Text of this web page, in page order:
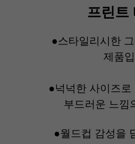
프린트
●스타일리시한
제품
●넉넉한 사이즈로
부드러운 느낌
●월드컵 감성을